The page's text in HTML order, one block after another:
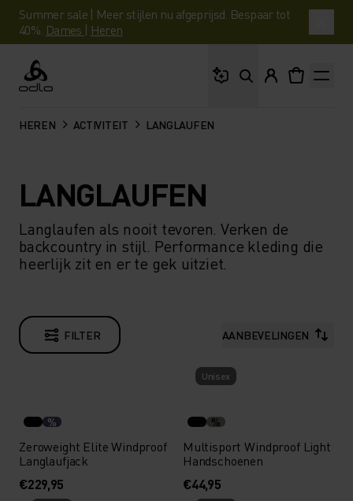
Summer sale | Meer stijlen nu afgeprijsd. Bespaar tot
40%. Dames | Heren
Odlo
HEREN ACTIVITEIT LANGLAUFEN
LANGLAUFEN
Langlaufen als nooit tevoren. Verken de
backcountry in stijl. Performance kleding die
heerlijk zit en er te gek uitziet.
FILTER AANBEVELINGEN
%
Zeroweight Elite Windproof
Langlaufjack
€229,95
Unisex
%
Multisport Windproof Light
Handschoenen
€44,95